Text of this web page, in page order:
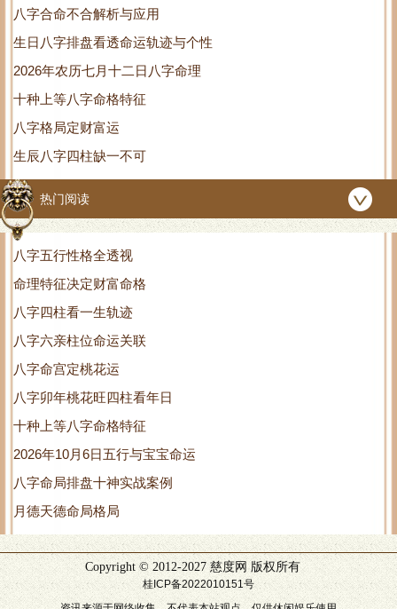
八字合命不合解析与应用
生日八字排盘看透命运轨迹与个性
2026年农历七月十二日八字命理
十种上等八字命格特征
八字格局定财富运
生辰八字四柱缺一不可
热门阅读
八字五行性格全透视
命理特征决定财富命格
八字四柱看一生轨迹
八字六亲柱位命运关联
八字命宫定桃花运
八字卯年桃花旺四柱看年日
十种上等八字命格特征
2026年10月6日五行与宝宝命运
八字命局排盘十神实战案例
月德天德命局格局
Copyright © 2012-2027 慈度网 版权所有
桂ICP备2022010151号